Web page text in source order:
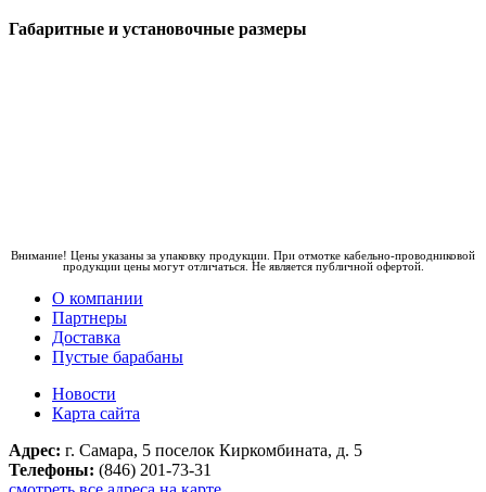
Габаритные и установочные размеры
Внимание! Цены указаны за упаковку продукции. При отмотке кабельно-проводниковой
продукции цены могут отличаться. Не является публичной офертой.
О компании
Партнеры
Доставка
Пустые барабаны
Новости
Карта сайта
Адрес: г. Самара, 5 поселок Киркомбината, д. 5
Телефоны: (846) 201-73-31